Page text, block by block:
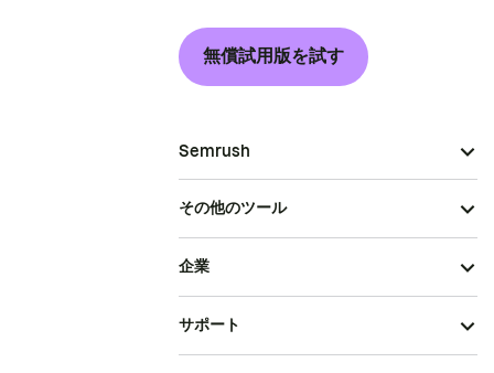
無償試用版を試す
Semrush
その他のツール
企業
サポート